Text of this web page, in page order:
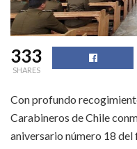
333
SHARES
Con profundo
Carabineros de Chile
aniversario número 18